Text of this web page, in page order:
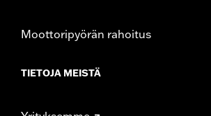
Moottoripyörän rahoitus
TIETOJA MEISTÄ